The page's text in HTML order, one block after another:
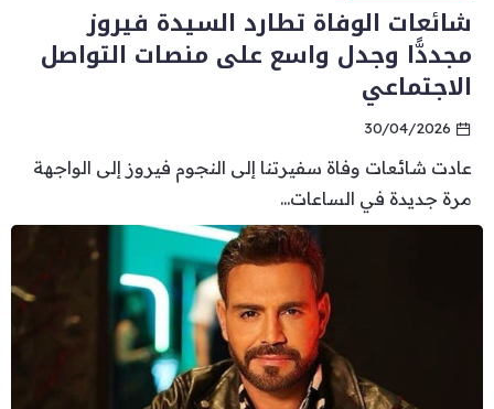
شائعات الوفاة تطارد السيدة فيروز
مجددًّا وجدل واسع على منصات التواصل
الاجتماعي
30/04/2026
عادت شائعات وفاة سفيرتنا إلى النجوم فيروز إلى الواجهة
مرة جديدة في الساعات...